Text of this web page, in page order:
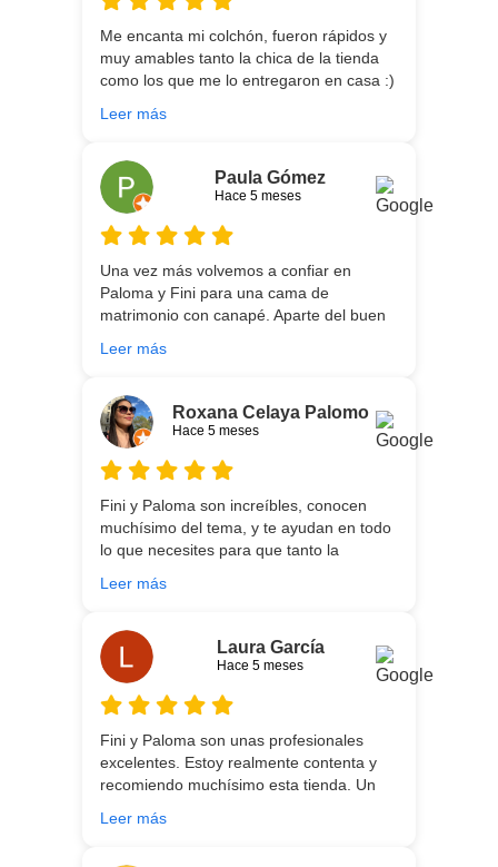
Me encanta mi colchón, fueron rápidos y
muy amables tanto la chica de la tienda
como los que me lo entregaron en casa :)
meses después:) son todos un encanto y
canapé, una entrega rapidísima y fácil
comunicación con los repartidores que lo
traen y montan :) encantada
Leer más
Paula Gómez
Hace 5 meses
Una vez más volvemos a confiar en
Paloma y Fini para una cama de
matrimonio con canapé. Aparte del buen
personalizando totalmente las
agradables y tan cercanas que la
experiencia es fantástica. Puntualizar
también que los chicos que nos trajeron y
montaron todo lo hicieron perfectamente,
perfectamente y a nuestro gusto, además
muy rápidos. Volveremos a contar con
ellos para futuras compras. Muchas
gracias!
Leer más
Roxana Celaya Palomo
Hace 5 meses
Fini y Paloma son increíbles, conocen
muchísimo del tema, y te ayudan en todo
lo que necesites para que tanto la
que estés necesitando sean los mejores.
trabajo impecable en el transporte y
montaje, unos chicos encantadores. Hace
5 años conocí la tienda, y vuelvo
encantada de contar con su asesoría y
equipo.
Leer más
Laura García
Hace 5 meses
Fini y Paloma son unas profesionales
excelentes. Estoy realmente contenta y
recomiendo muchísimo esta tienda. Un
entrega.
Leer más